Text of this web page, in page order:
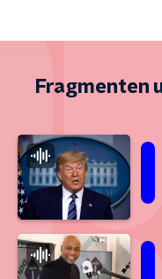
Fragmenten